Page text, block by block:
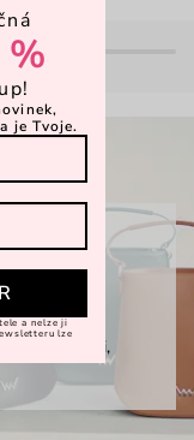
neomrzí a
zkrátka věci,
je Tvoje.
a nelze ji
lze